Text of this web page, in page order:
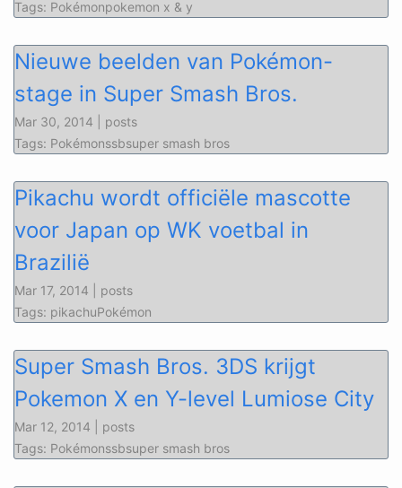
Tags: Pokémonpokemon x & y
Nieuwe beelden van Pokémon-
stage in Super Smash Bros.
Mar 30, 2014 | posts
Tags: Pokémonssbsuper smash bros
Pikachu wordt officiële mascotte
voor Japan op WK voetbal in
Brazilië
Mar 17, 2014 | posts
Tags: pikachuPokémon
Super Smash Bros. 3DS krijgt
Pokemon X en Y-level Lumiose City
Mar 12, 2014 | posts
Tags: Pokémonssbsuper smash bros